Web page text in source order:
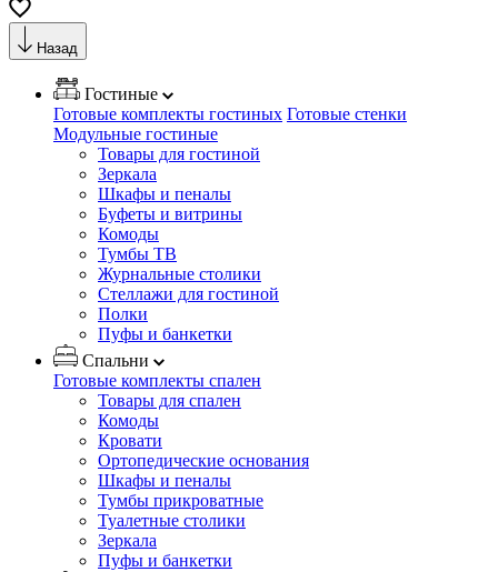
Назад
Гостиные
Готовые комплекты гостиных Готовые стенки
Модульные гостиные
Товары для гостиной
Зеркала
Шкафы и пеналы
Буфеты и витрины
Комоды
Тумбы ТВ
Журнальные столики
Стеллажи для гостиной
Полки
Пуфы и банкетки
Спальни
Готовые комплекты спален
Товары для спален
Комоды
Кровати
Ортопедические основания
Шкафы и пеналы
Тумбы прикроватные
Туалетные столики
Зеркала
Пуфы и банкетки